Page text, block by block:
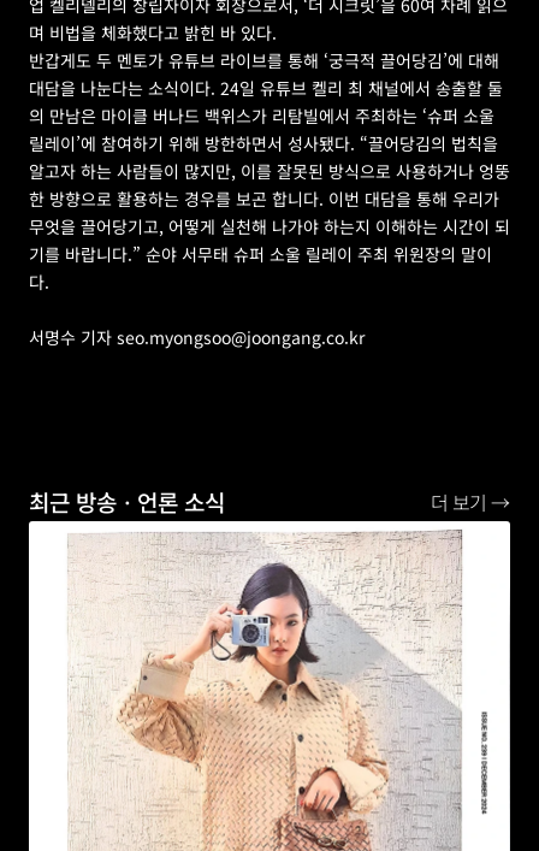
며 비법을 체화했다고 밝힌 바 있다.
반갑게도 두 멘토가 유튜브 라이브를 통해 ‘궁극적 끌어당김’에 대해
대담을 나눈다는 소식이다. 24일 유튜브 켈리 최 채널에서 송출할 둘
의 만남은 마이클 버나드 백위스가 리탐빌에서 주최하는 ‘슈퍼 소울
릴레이’에 참여하기 위해 방한하면서 성사됐다. “끌어당김의 법칙을
알고자 하는 사람들이 많지만, 이를 잘못된 방식으로 사용하거나 엉뚱
한 방향으로 활용하는 경우를 보곤 합니다. 이번 대담을 통해 우리가
무엇을 끌어당기고, 어떻게 실천해 나가야 하는지 이해하는 시간이 되
기를 바랍니다.” 순야 서무태 슈퍼 소울 릴레이 주최 위원장의 말이
다.
서명수 기자 seo.myongsoo@joongang.co.kr
최근 방송ㆍ언론 소식 더 보기 →